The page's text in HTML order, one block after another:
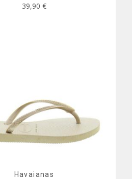
39,90 €
Havaianas